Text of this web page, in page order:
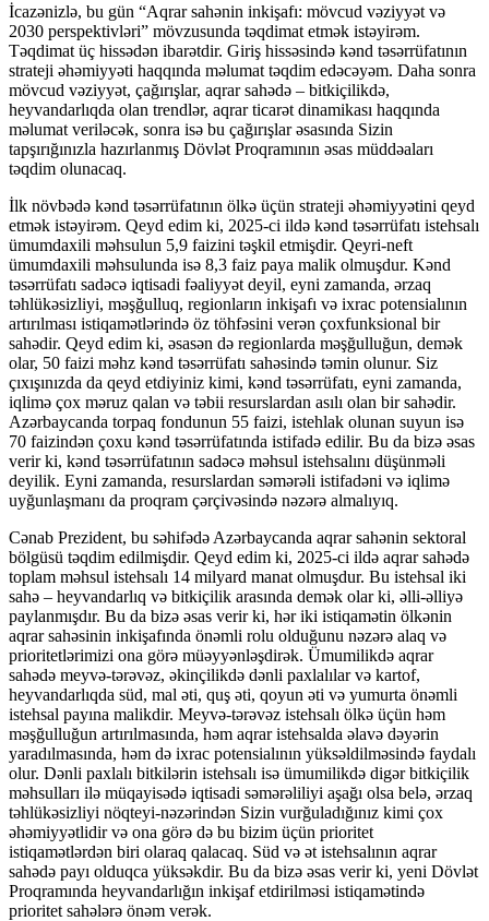
İcazənizlə, bu gün “Aqrar sahənin inkişafı: mövcud vəziyyət və
2030 perspektivləri” mövzusunda təqdimat etmək istəyirəm.
Təqdimat üç hissədən ibarətdir. Giriş hissəsində kənd təsərrüfatının
strateji əhəmiyyəti haqqında məlumat təqdim edəcəyəm. Daha sonra
mövcud vəziyyət, çağırışlar, aqrar sahədə – bitkiçilikdə,
heyvandarlıqda olan trendlər, aqrar ticarət dinamikası haqqında
məlumat veriləcək, sonra isə bu çağırışlar əsasında Sizin
tapşırığınızla hazırlanmış Dövlət Proqramının əsas müddəaları
təqdim olunacaq.
İlk növbədə kənd təsərrüfatının ölkə üçün strateji əhəmiyyətini qeyd
etmək istəyirəm. Qeyd edim ki, 2025-ci ildə kənd təsərrüfatı istehsalı
ümumdaxili məhsulun 5,9 faizini təşkil etmişdir. Qeyri-neft
ümumdaxili məhsulunda isə 8,3 faiz paya malik olmuşdur. Kənd
təsərrüfatı sadəcə iqtisadi fəaliyyət deyil, eyni zamanda, ərzaq
təhlükəsizliyi, məşğulluq, regionların inkişafı və ixrac potensialının
artırılması istiqamətlərində öz töhfəsini verən çoxfunksional bir
sahədir. Qeyd edim ki, əsasən də regionlarda məşğulluğun, demək
olar, 50 faizi məhz kənd təsərrüfatı sahəsində təmin olunur. Siz
çıxışınızda da qeyd etdiyiniz kimi, kənd təsərrüfatı, eyni zamanda,
iqlimə çox məruz qalan və təbii resurslardan asılı olan bir sahədir.
Azərbaycanda torpaq fondunun 55 faizi, istehlak olunan suyun isə
70 faizindən çoxu kənd təsərrüfatında istifadə edilir. Bu da bizə əsas
verir ki, kənd təsərrüfatının sadəcə məhsul istehsalını düşünməli
deyilik. Eyni zamanda, resurslardan səmərəli istifadəni və iqlimə
uyğunlaşmanı da proqram çərçivəsində nəzərə almalıyıq.
Cənab Prezident, bu səhifədə Azərbaycanda aqrar sahənin sektoral
bölgüsü təqdim edilmişdir. Qeyd edim ki, 2025-ci ildə aqrar sahədə
toplam məhsul istehsalı 14 milyard manat olmuşdur. Bu istehsal iki
sahə – heyvandarlıq və bitkiçilik arasında demək olar ki, əlli-əlliyə
paylanmışdır. Bu da bizə əsas verir ki, hər iki istiqamətin ölkənin
aqrar sahəsinin inkişafında önəmli rolu olduğunu nəzərə alaq və
prioritetlərimizi ona görə müəyyənləşdirək. Ümumilikdə aqrar
sahədə meyvə-tərəvəz, əkinçilikdə dənli paxlalılar və kartof,
heyvandarlıqda süd, mal əti, quş əti, qoyun əti və yumurta önəmli
istehsal payına malikdir. Meyvə-tərəvəz istehsalı ölkə üçün həm
məşğulluğun artırılmasında, həm aqrar istehsalda əlavə dəyərin
yaradılmasında, həm də ixrac potensialının yüksəldilməsində faydalı
olur. Dənli paxlalı bitkilərin istehsalı isə ümumilikdə digər bitkiçilik
məhsulları ilə müqayisədə iqtisadi səmərəliliyi aşağı olsa belə, ərzaq
təhlükəsizliyi nöqteyi-nəzərindən Sizin vurğuladığınız kimi çox
əhəmiyyətlidir və ona görə də bu bizim üçün prioritet
istiqamətlərdən biri olaraq qalacaq. Süd və ət istehsalının aqrar
sahədə payı olduqca yüksəkdir. Bu da bizə əsas verir ki, yeni Dövlət
Proqramında heyvandarlığın inkişaf etdirilməsi istiqamətində
prioritet sahələrə önəm verək.